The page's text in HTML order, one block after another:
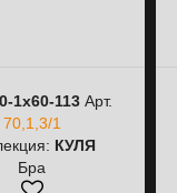
1х60-113Арт.
70,1,3/1
КУЛЯ
Бра